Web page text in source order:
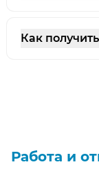
Как
Работа и